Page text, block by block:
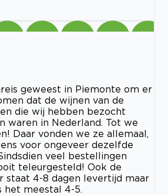
geweest in Piemonte om er
dat de wijnen van de
die wij hebben bezocht
waren in Nederland. Tot we
Daar vonden we ze allemaal,
voor ongeveer dezelfde
veel bestellingen
teleurgesteld! Ook de
staat 4-8 dagen levertijd maar
het meestal 4-5.